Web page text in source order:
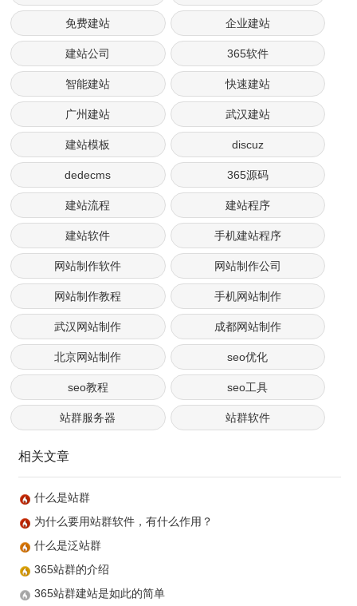
免费建站 企业建站
建站公司 365软件
智能建站 快速建站
广州建站 武汉建站
建站模板 discuz
dedecms 365源码
建站流程 建站程序
建站软件 手机建站程序
网站制作软件 网站制作公司
网站制作教程 手机网站制作
武汉网站制作 成都网站制作
北京网站制作 seo优化
seo教程 seo工具
站群服务器 站群软件
相关文章
什么是站群
为什么要用站群软件，有什么作用？
什么是泛站群
365站群的介绍
365站群建站是如此的简单